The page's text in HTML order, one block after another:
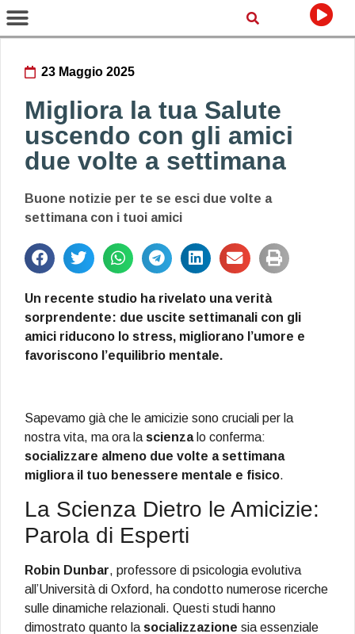
23 Maggio 2025
Migliora la tua Salute
uscendo con gli amici
due volte a settimana
Buone notizie per te se esci due volte a
settimana con i tuoi amici
Un recente studio ha rivelato una verità
sorprendente: due uscite settimanali con gli
amici riducono lo stress, migliorano l’umore e
favoriscono l’equilibrio mentale.
Sapevamo già che le amicizie sono cruciali per la
nostra vita, ma ora la scienzalo conferma:
socializzare almeno due volte a settimana
migliora il tuo benessere mentale e fisico.
La Scienza Dietro le Amicizie:
Parola di Esperti
Robin Dunbar, professore di psicologia evolutiva
all’Università di Oxford, ha condotto numerose ricerche
sulle dinamiche relazionali. Questi studi hanno
dimostrato quanto la socializzazione sia essenziale